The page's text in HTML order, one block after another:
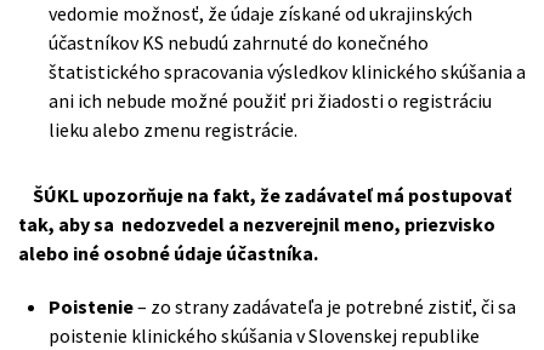
vedomie možnosť, že údaje získané od ukrajinských
účastníkov KS nebudú zahrnuté do konečného
štatistického spracovania výsledkov klinického skúšania a
ani ich nebude možné použiť pri žiadosti o registráciu
lieku alebo zmenu registrácie.
ŠÚKL upozorňuje na fakt, že zadávateľ má postupovať
tak, aby sa nedozvedel a nezverejnil meno, priezvisko
alebo iné osobné údaje účastníka.
Poistenie– zo strany zadávateľa je potrebné zistiť, či sa
poistenie klinického skúšania v Slovenskej republike